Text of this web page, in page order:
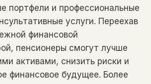
портфели и профессиональные
услуги. Переехав
финансовой
пенсионеры смогут лучше
активами, снизить риски и
финансовое будущее. Более